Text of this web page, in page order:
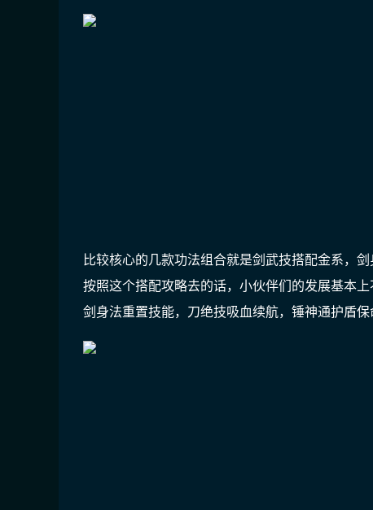
比较核心的几款功法组合就是剑武技搭配金系，剑
按照这个搭配攻略去的话，小伙伴们的发展基本
剑身法重置技能，刀绝技吸血续航，锤神通护盾保